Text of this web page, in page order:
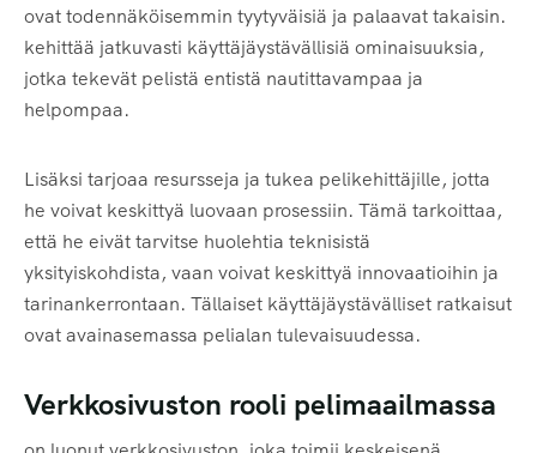
ovat todennäköisemmin tyytyväisiä ja palaavat takaisin.
kehittää jatkuvasti käyttäjäystävällisiä ominaisuuksia,
jotka tekevät pelistä entistä nautittavampaa ja
helpompaa.
Lisäksi tarjoaa resursseja ja tukea pelikehittäjille, jotta
he voivat keskittyä luovaan prosessiin. Tämä tarkoittaa,
että he eivät tarvitse huolehtia teknisistä
yksityiskohdista, vaan voivat keskittyä innovaatioihin ja
tarinankerrontaan. Tällaiset käyttäjäystävälliset ratkaisut
ovat avainasemassa pelialan tulevaisuudessa.
Verkkosivuston rooli pelimaailmassa